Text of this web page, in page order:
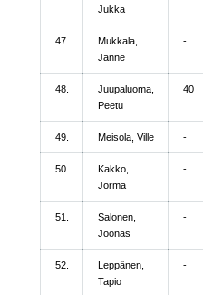
Jukka
47.
Mukkala,
Janne
-
48.
Juupaluoma,
Peetu
40
49. Meisola, Ville -
50.
Kakko,
Jorma
-
51.
Salonen,
Joonas
-
52.
Leppänen,
Tapio
-